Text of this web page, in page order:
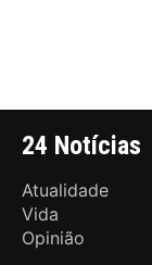
24 Notícias
Atualidade
Vida
Opinião